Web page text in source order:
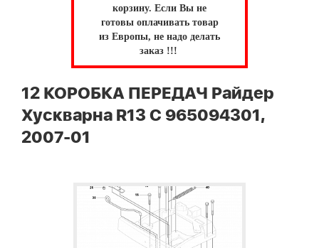
корзину. Если Вы не
готовы оплачивать товар
из Европы, не надо делать
заказ !!!
12 КОРОБКА ПЕРЕДАЧ Райдер
Хускварна R13 C 965094301,
2007-01